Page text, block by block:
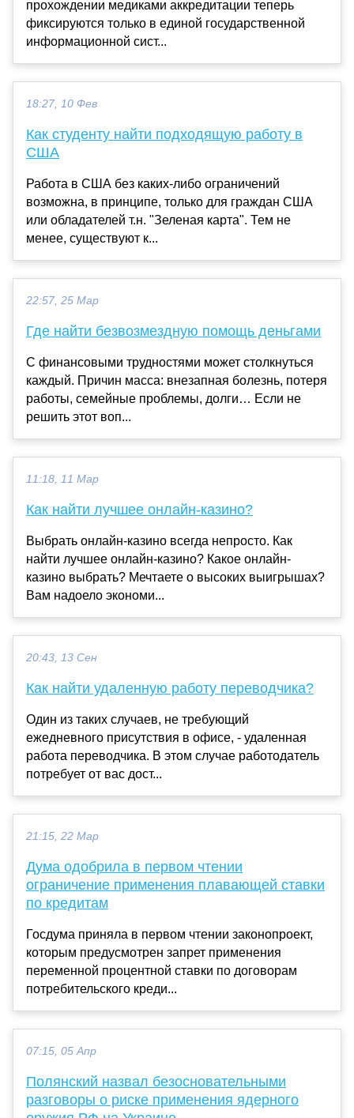
прохождении медиками аккредитации теперь
фиксируются только в единой государственной
информационной сист...
18:27, 10 Фев
Как студенту найти подходящую работу в
США
Работа в США без каких-либо ограничений
возможна, в принципе, только для граждан США
или обладателей т.н. "Зеленая карта". Тем не
менее, существуют к...
22:57, 25 Мар
Где найти безвозмездную помощь деньгами
С финансовыми трудностями может столкнуться
каждый. Причин масса: внезапная болезнь, потеря
работы, семейные проблемы, долги… Если не
решить этот воп...
11:18, 11 Мар
Как найти лучшее онлайн-казино?
Выбрать онлайн-казино всегда непросто. Как
найти лучшее онлайн-казино? Какое онлайн-
казино выбрать? Мечтаете о высоких выигрышах?
Вам надоело экономи...
20:43, 13 Сен
Как найти удаленную работу переводчика?
Один из таких случаев, не требующий
ежедневного присутствия в офисе, - удаленная
работа переводчика. В этом случае работодатель
потребует от вас дост...
21:15, 22 Мар
Дума одобрила в первом чтении
ограничение применения плавающей ставки
по кредитам
Госдума приняла в первом чтении законопроект,
которым предусмотрен запрет применения
переменной процентной ставки по договорам
потребительского креди...
07:15, 05 Апр
Полянский назвал безосновательными
разговоры о риске применения ядерного